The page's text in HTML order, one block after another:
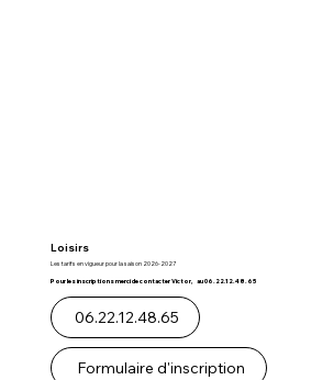
Loisirs
Les tarifs en vigueur pour la saison 2026-2027
Pour les inscriptions merci de contacter Victor, au 06.22.12.48.65
06.22.12.48.65
Formulaire d'inscription